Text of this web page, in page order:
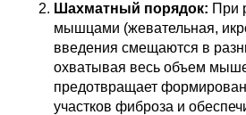
Шахматный порядок: При
мышцами (жевательная,
введения смещаются в
охватывая весь объем
предотвращает
участков фиброза и